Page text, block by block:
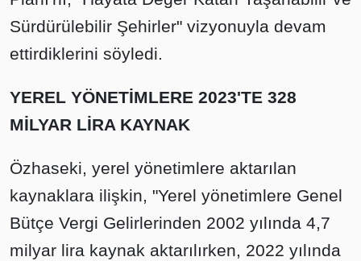
Sürdürülebilir Şehirler" vizyonuyla devam
ettirdiklerini söyledi.
YEREL YÖNETİMLERE 2023'TE 328
MİLYAR LİRA KAYNAK
Özhaseki, yerel yönetimlere aktarılan
kaynaklara ilişkin, "Yerel yönetimlere Genel
Bütçe Vergi Gelirlerinden 2002 yılında 4,7
milyar lira kaynak aktarılırken, 2022 yılında